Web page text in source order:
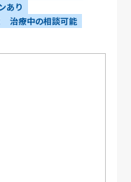
あり
治療中の相談可能